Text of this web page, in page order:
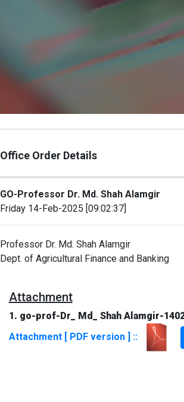
Office Order Details
GO-Professor Dr. Md. Shah Alamgir
Friday 14-Feb-2025 [09:02:37]
Professor Dr. Md. Shah Alamgir
Dept. of Agricultural Finance and Banking
Attachment
1. go-prof-Dr_ Md_ Shah Alamgir-
Attachment [ PDF version ] ::